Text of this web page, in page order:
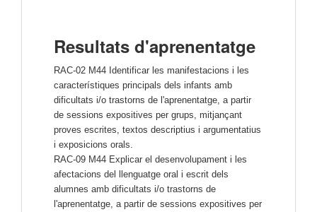
Resultats d'aprenentatge
RAC-02 M44 Identificar les manifestacions i les
característiques principals dels infants amb
dificultats i/o trastorns de l'aprenentatge, a partir
de sessions expositives per grups, mitjançant
proves escrites, textos descriptius i argumentatius
i exposicions orals.
RAC-09 M44 Explicar el desenvolupament i les
afectacions del llenguatge oral i escrit dels
alumnes amb dificultats i/o trastorns de
l'aprenentatge, a partir de sessions expositives per